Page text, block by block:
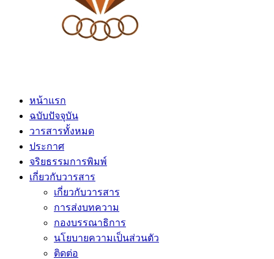
หน้าแรก
ฉบับปัจจุบัน
วารสารทั้งหมด
ประกาศ
จริยธรรมการพิมพ์
เกี่ยวกับวารสาร
เกี่ยวกับวารสาร
การส่งบทความ
กองบรรณาธิการ
นโยบายความเป็นส่วนตัว
ติดต่อ